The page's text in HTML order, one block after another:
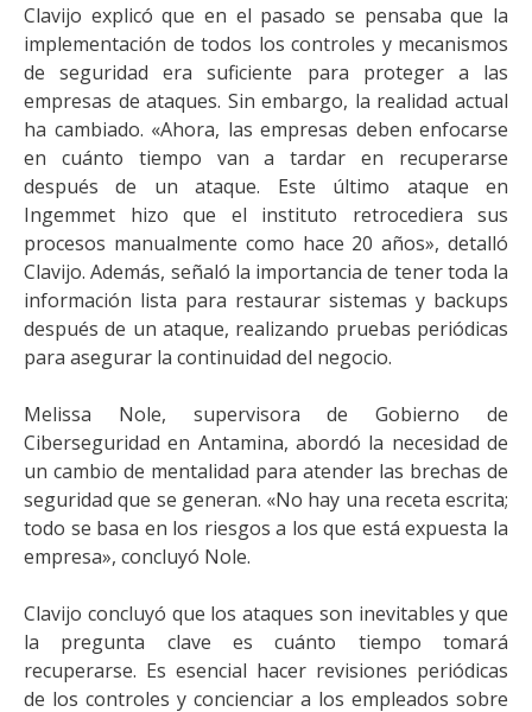
Clavijo explicó que en el pasado se pensaba que la
implementación de todos los controles y mecanismos
de seguridad era suficiente para proteger a las
empresas de ataques. Sin embargo, la realidad actual
ha cambiado. «Ahora, las empresas deben enfocarse
en cuánto tiempo van a tardar en recuperarse
después de un ataque. Este último ataque en
Ingemmet hizo que el instituto retrocediera sus
procesos manualmente como hace 20 años», detalló
Clavijo. Además, señaló la importancia de tener toda la
información lista para restaurar sistemas y backups
después de un ataque, realizando pruebas periódicas
para asegurar la continuidad del negocio.
Melissa Nole, supervisora de Gobierno de
Ciberseguridad en Antamina, abordó la necesidad de
un cambio de mentalidad para atender las brechas de
seguridad que se generan. «No hay una receta escrita;
todo se basa en los riesgos a los que está expuesta la
empresa», concluyó Nole.
Clavijo concluyó que los ataques son inevitables y que
la pregunta clave es cuánto tiempo tomará
recuperarse. Es esencial hacer revisiones periódicas
de los controles y concienciar a los empleados sobre